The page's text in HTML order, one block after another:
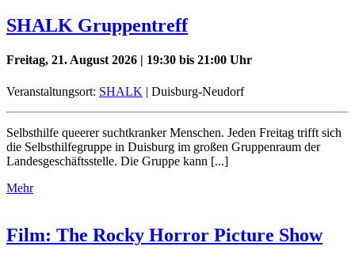
SHALK Gruppentreff
Freitag, 21. August 2026 | 19:30 bis 21:00 Uhr
Veranstaltungsort: SHALK | Duisburg-Neudorf
Selbsthilfe queerer suchtkranker Menschen. Jeden Freitag trifft sich
die Selbsthilfegruppe in Duisburg im großen Gruppenraum der
Landesgeschäftsstelle. Die Gruppe kann [...]
Mehr
Film: The Rocky Horror Picture Show